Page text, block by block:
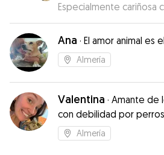
Especialmente cariñosa
nota que le encantan los
Ana · El amor animal es
Almería
Valentina · Amante de
con debilidad por
Almería